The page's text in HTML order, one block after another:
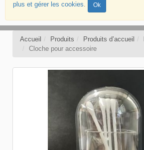
menu
d’accessibilité
plus et gérer les cookies. Ok
Accueil Produits Produits d’accueil
Cloche pour accessoire